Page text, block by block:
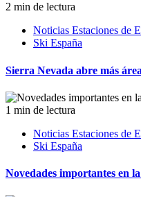
2 min de lectura
Noticias Estaciones de
Ski España
Sierra Nevada abre más
1 min de lectura
Noticias Estaciones de
Ski España
Novedades importantes en